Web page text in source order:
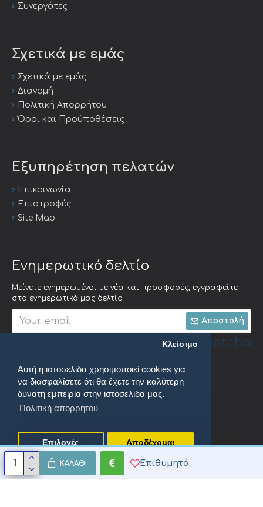
Αυτή η ιστοσελίδα χρησιμοποιεί cookies για
να διασφαλίσετε ότι θα έχετε την καλύτερη
δυνατή εμπειρία στην ιστοσελίδα μας.
Πολιτική απορρήτου
Κλείσιμο
Επιλογές Αποδέχομαι
ΚΑΛΆΘΙ Επιθυμητό
Συνεργάτες
Σχετικά με εμάς
Σχετικά με εμάς
Διανομή
Πολιτική Απορρήτου
Όροι και Προϋποθέσεις
Εξυπηρέτηση πελατών
Επικοινωνία
Επιστροφές
Site Map
Ενημερωτικό δελτίο
Μείνετε ενημερωμένοι με νέα και προσφορές, εγγραφείτε
στο ενημερωτικό μας δελτίο
Αποστολή
Captcha
Συμπληρώστε την
ακόλουθη
επαλήθευση
captcha
Πολιτική απορρήτου
Productions. All Rights Reserved.